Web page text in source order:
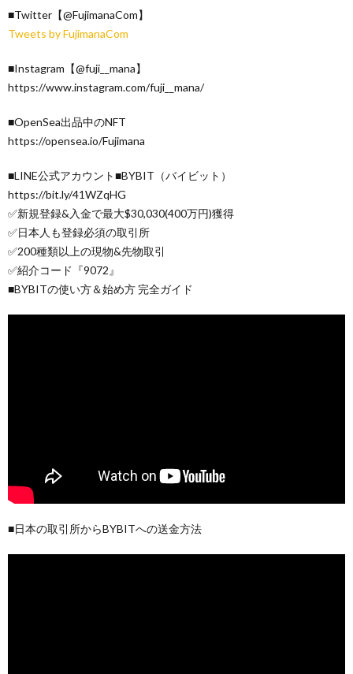
■Twitter【@FujimanaCom】
Tweets by FujimanaCom
■Instagram【@fuji__mana】
https://www.instagram.com/fuji__mana/
■OpenSea出品中のNFT
https://opensea.io/Fujimana
■LINE公式アカウント■BYBIT（バイビット）
https://bit.ly/41WZqHG
✅新規登録&入金で最大$30,030(400万円)獲得
✅日本人も登録必須の取引所
✅200種類以上の現物&先物取引
✅紹介コード『9072』
■BYBITの使い方＆始め方 完全ガイド
■日本の取引所からBYBITへの送金方法